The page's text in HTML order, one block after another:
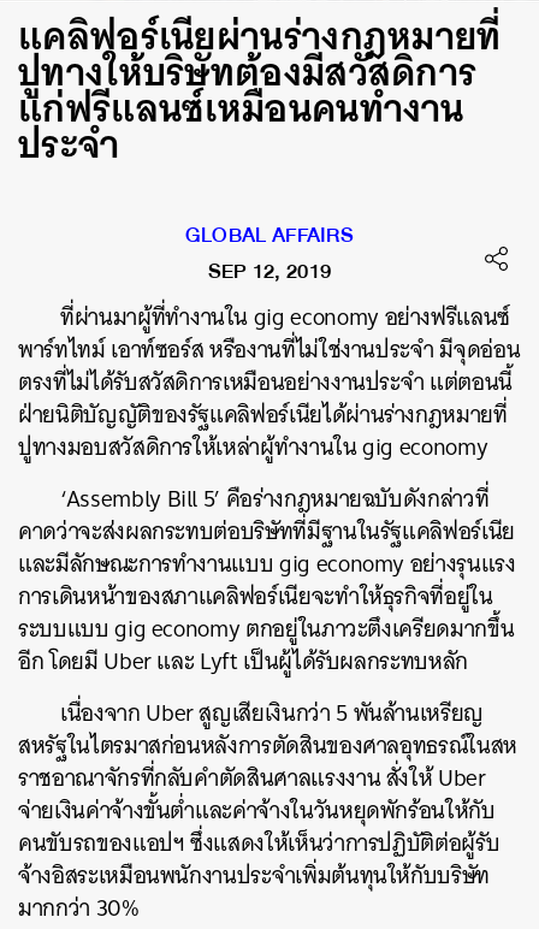
แคลิฟอร์เนียผ่านร่างกฎหมายที่
ปูทางให้บริษัทต้องมีสวัสดิการ
แก่ฟรีแลนซ์เหมือนคนทำงาน
ประจำ
GLOBAL AFFAIRS
SEP 12, 2019
ที่ผ่านมาผู้ที่ทำงานใน gig economy อย่างฟรีแลนซ์
พาร์ทไทม์ เอาท์ซอร์ส หรืองานที่ไม่ใช่งานประจำ มีจุดอ่อน
ตรงที่ไม่ได้รับสวัสดิการเหมือนอย่างงานประจำ แต่ตอนนี้
ฝ่ายนิติบัญญัติของรัฐแคลิฟอร์เนียได้ผ่านร่างกฎหมายที่
ปูทางมอบสวัสดิการให้เหล่าผู้ทำงานใน gig economy
‘Assembly Bill 5’ คือร่างกฎหมายฉบับดังกล่าวที่
คาดว่าจะส่งผลกระทบต่อบริษัทที่มีฐานในรัฐแคลิฟอร์เนีย
และมีลักษณะการทำงานแบบ gig economy อย่างรุนแรง
การเดินหน้าของสภาแคลิฟอร์เนียจะทำให้ธุรกิจที่อยู่ใน
ระบบแบบ gig economy ตกอยู่ในภาวะตึงเครียดมากขึ้น
อีก โดยมี Uber และ Lyft เป็นผู้ได้รับผลกระทบหลัก
เนื่องจาก Uber สูญเสียเงินกว่า 5 พันล้านเหรียญ
สหรัฐในไตรมาสก่อนหลังการตัดสินของศาลอุทธรณ์ในสห
ราชอาณาจักรที่กลับคำตัดสินศาลแรงงาน สั่งให้ Uber
จ่ายเงินค่าจ้างขั้นต่ำและค่าจ้างในวันหยุดพักร้อนให้กับ
คนขับรถของแอปฯ ซึ่งแสดงให้เห็นว่าการปฏิบัติต่อผู้รับ
จ้างอิสระเหมือนพนักงานประจำเพิ่มต้นทุนให้กับบริษัท
มากกว่า 30%